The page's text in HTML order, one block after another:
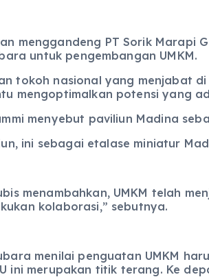
menggandeng PT Sorik
untuk pengembangan UMKM.
tokoh nasional yang menjabat
mengoptimalkan potensi yang
menyebut paviliun Madina
ini sebagai etalase miniatur
menambahkan, UMKM telah
kolaborasi,” sebutnya.
menilai penguatan UMKM
ini merupakan titik terang. Ke